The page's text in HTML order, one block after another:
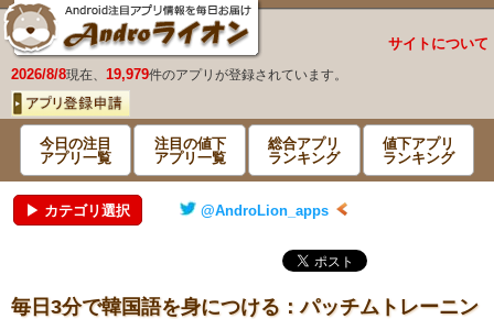
サイトについて
2026/8/8現在、 19,979件のアプリが登録されています。
今日の注目
アプリ一覧
注目の値下
アプリ一覧
総合アプリ
ランキング
値下アプリ
ランキング
▶ カテゴリ選択 @AndroLion_apps
毎日3分で韓国語を身につける：パッチムトレーニン